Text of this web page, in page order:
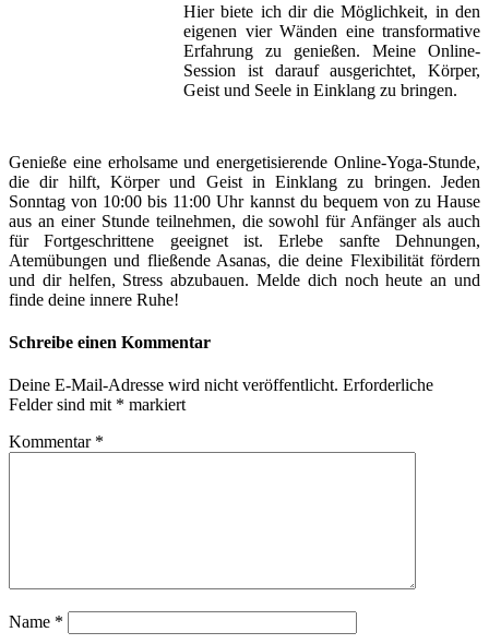
Hier biete ich dir die Möglichkeit, in den
eigenen vier Wänden eine transformative
Erfahrung zu genießen. Meine Online-
Session ist darauf ausgerichtet, Körper,
Geist und Seele in Einklang zu bringen.
Genieße eine erholsame und energetisierende Online-Yoga-Stunde,
die dir hilft, Körper und Geist in Einklang zu bringen. Jeden
Sonntag von 10:00 bis 11:00 Uhr kannst du bequem von zu Hause
aus an einer Stunde teilnehmen, die sowohl für Anfänger als auch
für Fortgeschrittene geeignet ist. Erlebe sanfte Dehnungen,
Atemübungen und fließende Asanas, die deine Flexibilität fördern
und dir helfen, Stress abzubauen. Melde dich noch heute an und
finde deine innere Ruhe!
Schreibe einen Kommentar
Deine E-Mail-Adresse wird nicht veröffentlicht. Erforderliche
Felder sind mit * markiert
Kommentar *
Name *